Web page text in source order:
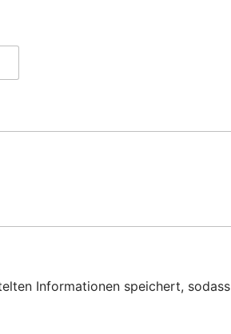
Informationen speichert, sodass